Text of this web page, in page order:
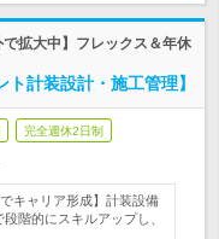
拡大中】フレックス＆年休
計装設計・施工管理】
完全週休2日制
キャリア形成】計装設備
階的にスキルアップし、